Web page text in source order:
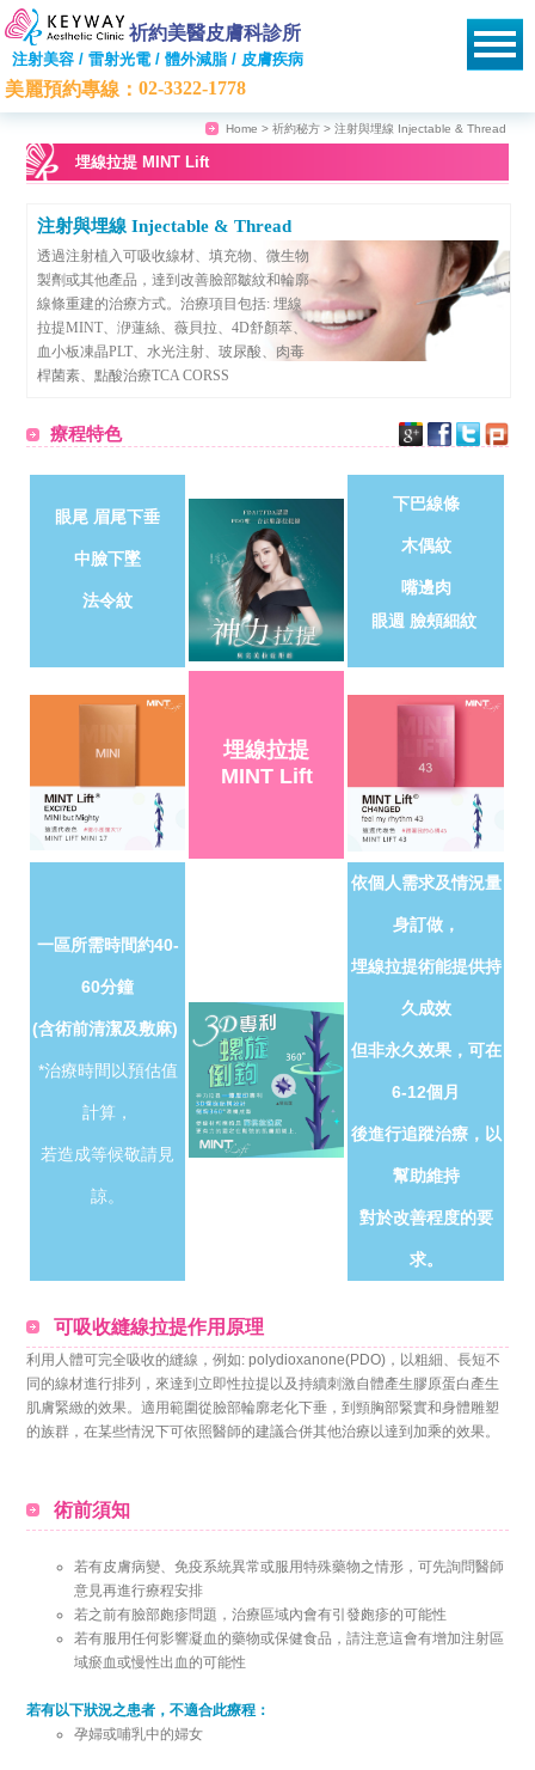
祈約美醫皮膚科診所
注射美容 / 雷射光電 / 體外減脂 / 皮膚疾病
美麗預約專線：02-3322-1778
Home > 祈約秘方> 注射與埋線 Injectable & Thread
埋線拉提 MINT Lift
注射與埋線 Injectable & Thread
透過注射植入可吸收線材、填充物、微生物
製劑或其他產品，達到改善臉部皺紋和輪廓
線條重建的治療方式。治療項目包括: 埋線
拉提MINT、洢蓮絲、薇貝拉、4D舒顏萃、
血小板凍晶PLT、水光注射、玻尿酸、肉毒
桿菌素、點酸治療TCA CORSS
療程特色
眼尾 眉尾下垂
中臉下墜
法令紋
下巴線條
木偶紋
嘴邊肉
眼週 臉頰細紋
埋線拉提
MINT Lift
一區所需時間約40-
60分鐘
(含術前清潔及敷麻)
*治療時間以預估值
計算，
若造成等候敬請見
諒。
依個人需求及情況量
身訂做，
埋線拉提術能提供持
久成效
但非永久效果，可在
6-12個月
後進行追蹤治療，以
幫助維持
對於改善程度的要
求。
可吸收縫線拉提作用原理
利用人體可完全吸收的縫線，例如: polydioxanone(PDO)，以粗細、長短不
同的線材進行排列，來達到立即性拉提以及持續刺激自體產生膠原蛋白產生
肌膚緊緻的效果。適用範圍從臉部輪廓老化下垂，到頸胸部緊實和身體雕塑
的族群，在某些情況下可依照醫師的建議合併其他治療以達到加乘的效果。
術前須知
若有皮膚病變、免疫系統異常或服用特殊藥物之情形，可先詢問醫師
意見再進行療程安排
若之前有臉部皰疹問題，治療區域內會有引發皰疹的可能性
若有服用任何影響凝血的藥物或保健食品，請注意這會有增加注射區
域瘀血或慢性出血的可能性
若有以下狀況之患者，不適合此療程：
孕婦或哺乳中的婦女